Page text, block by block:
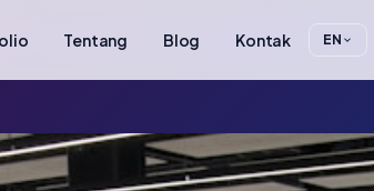
Tentang Blog Kontak EN